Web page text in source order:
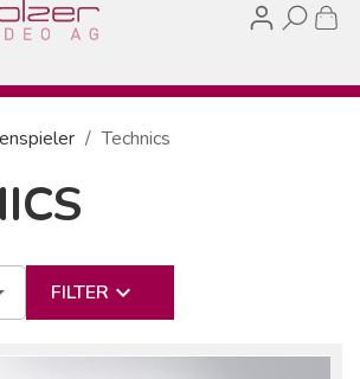
Technics
FILTER keyboard_arrow_down